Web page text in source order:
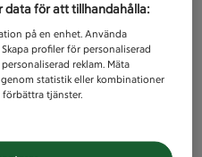
data för att tillhandahålla:
på en enhet. Använda
profiler för personaliserad
reklam. Mäta
statistik eller kombinationer
förbättra tjänster.